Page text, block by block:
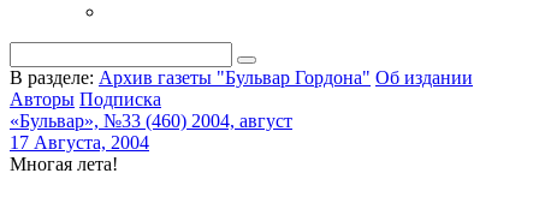
В разделе: Архив газеты "Бульвар Гордона" Об издании
Авторы Подписка
«Бульвар», №33 (460) 2004, август
17 Августа, 2004
Многая лета!